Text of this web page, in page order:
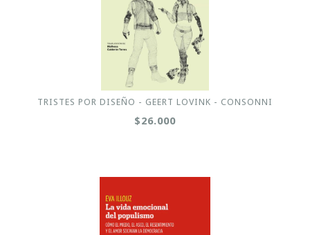
TRISTES POR DISEÑO - GEERT LOVINK - CONSONNI
$26.000